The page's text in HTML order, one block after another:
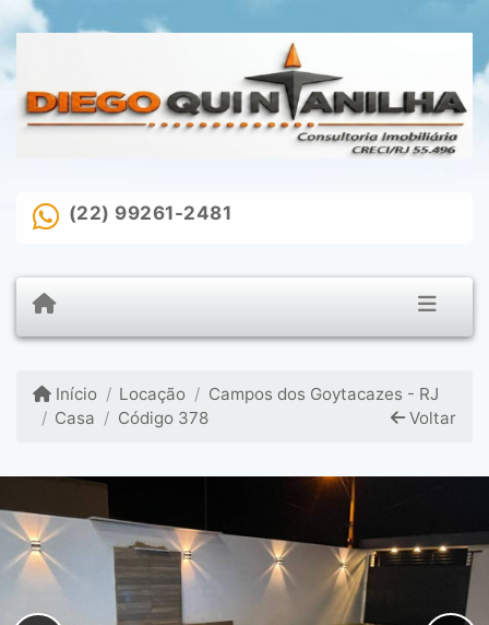
(22) 99261-2481
Início Locação
Campos dos Goytacazes - RJ
Casa
Código 378 Voltar